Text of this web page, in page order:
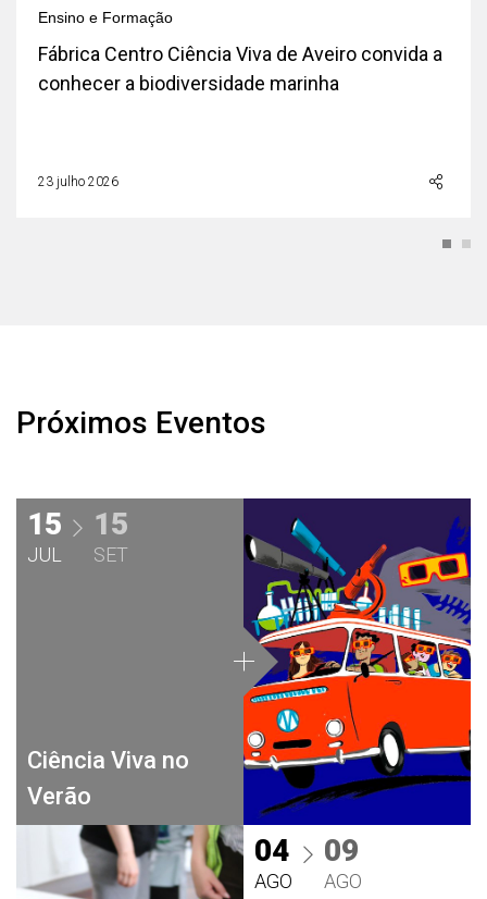
Ensino e Formação
Fábrica Centro Ciência Viva de Aveiro convida a
conhecer a biodiversidade marinha
23 julho 2026
Próximos Eventos
15
JUL
15
SET
Ciência Viva no
Verão
04
AGO
09
AGO